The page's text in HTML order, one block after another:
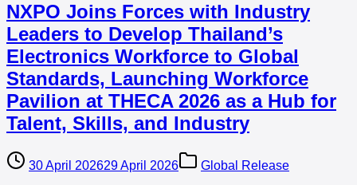
NXPO Joins Forces with Industry
Leaders to Develop Thailand’s
Electronics Workforce to Global
Standards, Launching Workforce
Pavilion at THECA 2026 as a Hub for
Talent, Skills, and Industry
30 April 202629 April 2026
Global Release